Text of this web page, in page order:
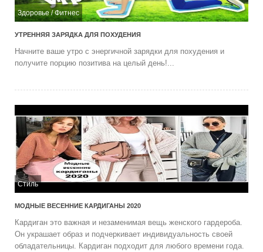
Здоровье/Фитнес
УТРЕННЯЯ ЗАРЯДКА ДЛЯ ПОХУДЕНИЯ
Начните ваше утро с энергичной зарядки для похудения и
получите порцию позитива на целый день!...
Стиль
МОДНЫЕ ВЕСЕННИЕ КАРДИГАНЫ 2020
Кардиган это важная и незаменимая вещь женского гардероба.
Он украшает образ и подчеркивает индивидуальность своей
обладательницы. Кардиган подходит для любого времени года.